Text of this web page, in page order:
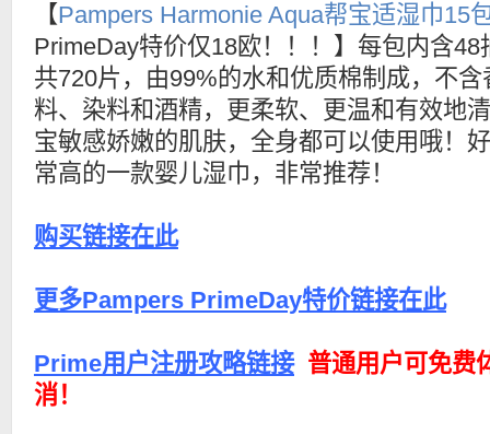
【Pampers Harmonie Aqua帮宝适湿巾15
PrimeDay特价仅18欧！！！】每包内含48
共720片，由99%的水和优质棉制成，不含
料、染料和酒精，更柔软、更温和有效地
宝敏感娇嫩的肌肤，全身都可以使用哦！
常高的一款婴儿湿巾，非常推荐！
购买链接在此
更多Pampers PrimeDay特价链接在此
Prime用户注册攻略链接 普通用户可免费
消！